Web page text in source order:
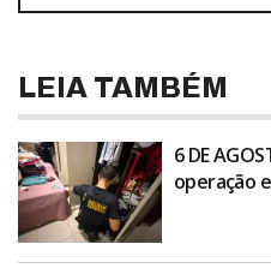
LEIA TAMBÉM
6 DE
operação